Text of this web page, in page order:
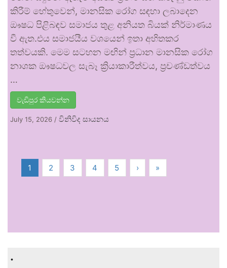
කිරීම් හේතුවෙන්, මානසික රෝග සඳහා ලබාදෙන
ඖෂධ පිළිබඳව සමාජය තුළ අනියත බියක් නිර්මාණය
වී ඇත.එය සමාජයීය වශයෙන් ඉතා අහිතකර
තත්වයකි. මෙම සටහන මඟින් ප්‍රධාන මානසික රෝග
නාශක ඖෂධවල සැබෑ ක්‍රියාකාරීත්වය, ප්‍රචණ්ඩත්වය
…
වැඩිපුර කියවන්න
July 15, 2026 / විනිවිද සායනය
1 2 3 4 5 › »
.